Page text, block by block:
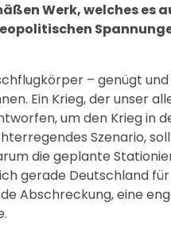
Werk, welches es
– genügt
Ein Krieg, der unser
um den Krieg in
Szenario,
die geplante
gerade Deutschland
Abschreckung, eine